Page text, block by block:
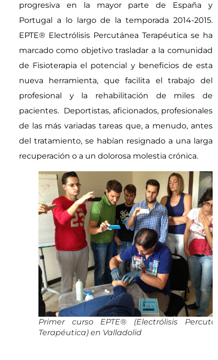
progresiva en la mayor parte de España y
Portugal a lo largo de la temporada 2014-2015.
EPTE® Electrólisis Percutánea Terapéutica se ha
marcado como objetivo trasladar a la comunidad
de Fisioterapia el potencial y beneficios de esta
nueva herramienta, que facilita el trabajo del
profesional y la rehabilitación de miles de
pacientes. Deportistas, aficionados, profesionales
de las más variadas tareas que, a menudo, antes
del tratamiento, se habían resignado a una larga
recuperación o a un dolorosa molestia crónica.
Primer curso EPTE® (Electrólisis
Terapéutica) en Valladolid